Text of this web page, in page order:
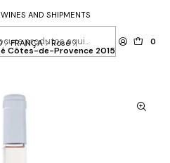
0
AND SHIPMENTS
FRANÇA Rosé
Côtes-de-Provence 2015